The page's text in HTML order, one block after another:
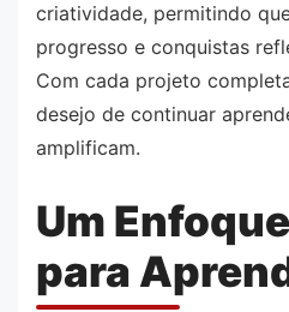
criatividade, permitindo
progresso e conquistas
Com cada projeto
desejo de continuar
amplificam.
Um
para